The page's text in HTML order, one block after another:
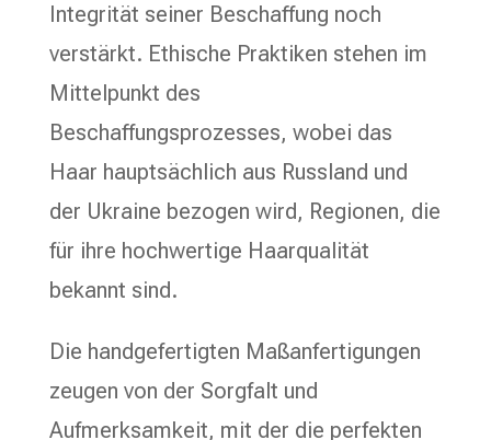
Integrität seiner Beschaffung noch
verstärkt. Ethische Praktiken stehen im
Mittelpunkt des
Beschaffungsprozesses, wobei das
Haar hauptsächlich aus Russland und
der Ukraine bezogen wird, Regionen, die
für ihre hochwertige Haarqualität
bekannt sind.
Die handgefertigten Maßanfertigungen
zeugen von der Sorgfalt und
Aufmerksamkeit, mit der die perfekten